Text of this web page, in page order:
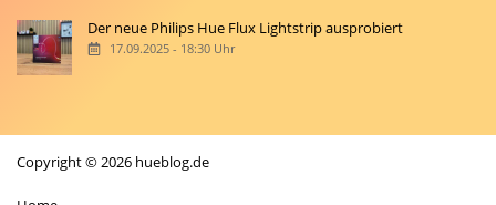
Der neue Philips Hue Flux Lightstrip ausprobiert
17.09.2025 - 18:30 Uhr
Copyright © 2026 hueblog.de